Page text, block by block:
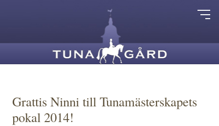
Grattis Ninni till Tunamästerskapets
pokal 2014!